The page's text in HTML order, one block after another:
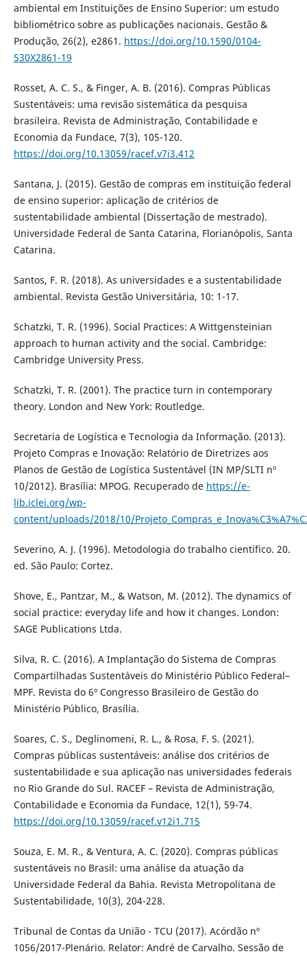
ambiental em Instituições de Ensino Superior: um estudo
bibliométrico sobre as publicações nacionais. Gestão &
Produção, 26(2), e2861. https://doi.org/10.1590/0104-
530X2861-19
Rosset, A. C. S., & Finger, A. B. (2016). Compras Públicas
Sustentáveis: uma revisão sistemática da pesquisa
brasileira. Revista de Administração, Contabilidade e
Economia da Fundace, 7(3), 105-120.
https://doi.org/10.13059/racef.v7i3.412
Santana, J. (2015). Gestão de compras em instituição federal
de ensino superior: aplicação de critérios de
sustentabilidade ambiental (Dissertação de mestrado).
Universidade Federal de Santa Catarina, Florianópolis, Santa
Catarina.
Santos, F. R. (2018). As universidades e a sustentabilidade
ambiental. Revista Gestão Universitária, 10: 1-17.
Schatzki, T. R. (1996). Social Practices: A Wittgensteinian
approach to human activity and the social. Cambridge:
Cambridge University Press.
Schatzki, T. R. (2001). The practice turn in contemporary
theory. London and New York: Routledge.
Secretaria de Logística e Tecnologia da Informação. (2013).
Projeto Compras e Inovação: Relatório de Diretrizes aos
Planos de Gestão de Logística Sustentável (IN MP/SLTI nº
10/2012). Brasília: MPOG. Recuperado de https://e-
lib.iclei.org/wp-
content/uploads/2018/10/
Severino, A. J. (1996). Metodologia do trabalho científico. 20.
ed. São Paulo: Cortez.
Shove, E., Pantzar, M., & Watson, M. (2012). The dynamics of
social practice: everyday life and how it changes. London:
SAGE Publications Ltda.
Silva, R. C. (2016). A Implantação do Sistema de Compras
Compartilhadas Sustentáveis do Ministério Público Federal–
MPF. Revista do 6º Congresso Brasileiro de Gestão do
Ministério Público, Brasília.
Soares, C. S., Deglinomeni, R. L., & Rosa, F. S. (2021).
Compras públicas sustentáveis: análise dos critérios de
sustentabilidade e sua aplicação nas universidades federais
no Rio Grande do Sul. RACEF – Revista de Administração,
Contabilidade e Economia da Fundace, 12(1), 59-74.
https://doi.org/10.13059/racef.v12i1.715
Souza, E. M. R., & Ventura, A. C. (2020). Compras públicas
sustentáveis no Brasil: uma análise da atuação da
Universidade Federal da Bahia. Revista Metropolitana de
Sustentabilidade, 10(3), 204-228.
Tribunal de Contas da União - TCU (2017). Acórdão nº
1056/2017-Plenário. Relator: André de Carvalho. Sessão de